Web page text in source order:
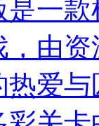
一
由
爱